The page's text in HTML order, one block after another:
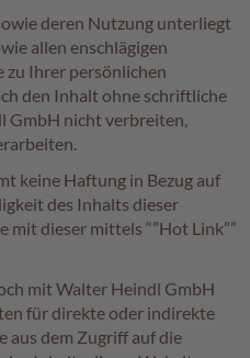
deren Nutzung unterliegt
allen enschlägigen
zu Ihrer persönlichen
den Inhalt ohne schriftliche
GmbH nicht verbreiten,
keine Haftung in Bezug auf
des Inhalts dieser
mit dieser mittels “”Hot Link””
mit Walter Heindl GmbH
für direkte oder indirekte
aus dem Zugriff auf die